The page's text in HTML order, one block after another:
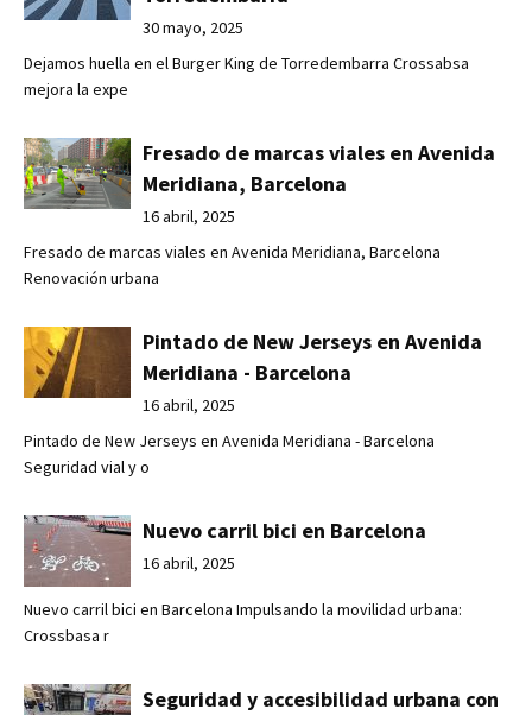
30 mayo, 2025
Dejamos huella en el Burger King de Torredembarra Crossabsa
mejora la expe
Fresado de marcas viales en Avenida
Meridiana, Barcelona
16 abril, 2025
Fresado de marcas viales en Avenida Meridiana, Barcelona
Renovación urbana
Pintado de New Jerseys en Avenida
Meridiana - Barcelona
16 abril, 2025
Pintado de New Jerseys en Avenida Meridiana - Barcelona
Seguridad vial y o
Nuevo carril bici en Barcelona
16 abril, 2025
Nuevo carril bici en Barcelona Impulsando la movilidad urbana:
Crossbasa r
Seguridad y accesibilidad urbana con